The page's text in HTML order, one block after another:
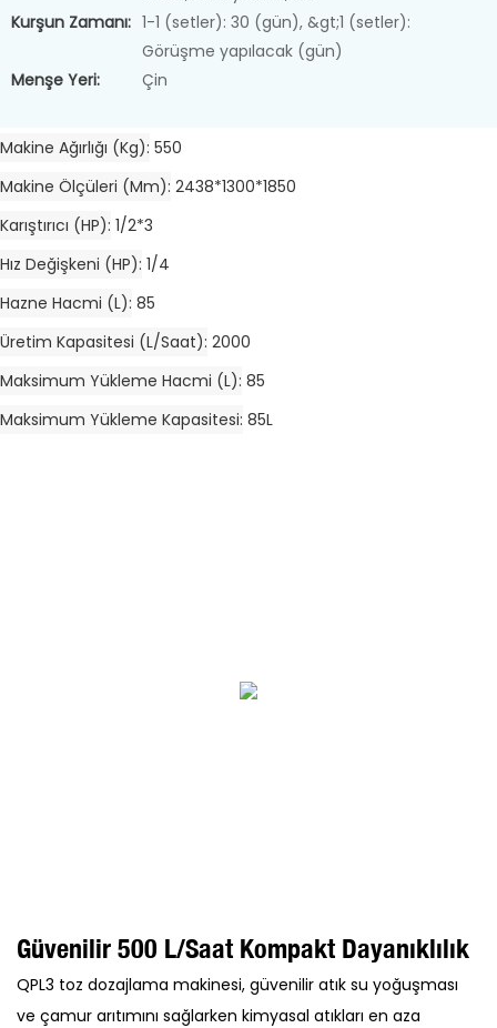
Kurşun Zamanı: 1-1 (setler): 30 (gün), &gt;1 (setler):
Görüşme yapılacak (gün)
Menşe Yeri:
Çin
Makine Ağırlığı (kg) 550
Makine Ölçüleri (mm) 2438*1300*1850
Karıştırıcı (HP) 1/2*3
Hız Değişkeni (HP) 1/4
Hazne Hacmi (L) 85
Üretim Kapasitesi (L/saat) 2000
Maksimum Yükleme Hacmi (L) 85
Maksimum Yükleme Kapasitesi 85L
Güvenilir 500 L/saat Kompakt Dayanıklılık
QPL3 toz dozajlama makinesi, güvenilir atık su yoğuşması
ve çamur arıtımını sağlarken kimyasal atıkları en aza